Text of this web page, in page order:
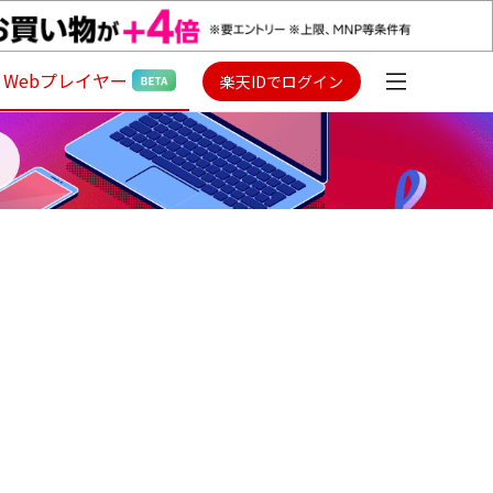
Webプレイヤー 楽天IDでログイン